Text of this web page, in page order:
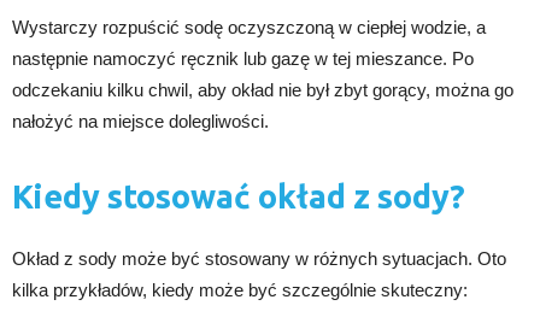
Wystarczy rozpuścić sodę oczyszczoną w ciepłej wodzie, a
następnie namoczyć ręcznik lub gazę w tej mieszance. Po
odczekaniu kilku chwil, aby okład nie był zbyt gorący, można go
nałożyć na miejsce dolegliwości.
Kiedy stosować okład z sody?
Okład z sody może być stosowany w różnych sytuacjach. Oto
kilka przykładów, kiedy może być szczególnie skuteczny: